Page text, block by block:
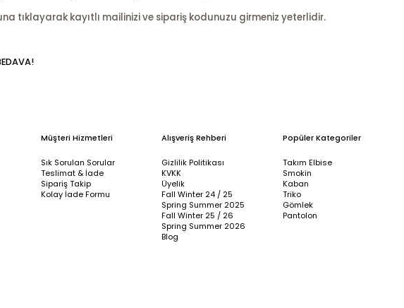
tıklayarak kayıtlı mailinizi ve sipariş kodunuzu girmeniz yeterlidir.
Müşteri Hizmetleri
Sık Sorulan Sorular
Teslimat & İade
Sipariş Takip
Kolay İade Formu
Alışveriş Rehberi
Gizlilik Politikası
KVKK
Üyelik
Fall Winter 24 / 25
Spring Summer 2025
Fall Winter 25 / 26
Spring Summer 2026
Blog
Popüler Kategoriler
Takım Elbise
Smokin
Kaban
Triko
Gömlek
Pantolon